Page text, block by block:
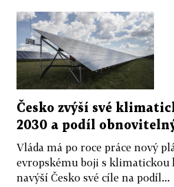
Česko zvýší své
2030 a podíl
Vláda má po roce práce nový
evropskému boji s klimatickou
navýší Česko své cíle na podíl...